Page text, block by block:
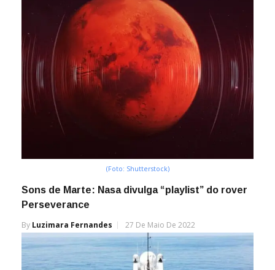
(Foto: Shutterstock)
Sons de Marte: Nasa divulga “playlist” do rover
Perseverance
By Luzimara Fernandes 27 De Maio De 2022